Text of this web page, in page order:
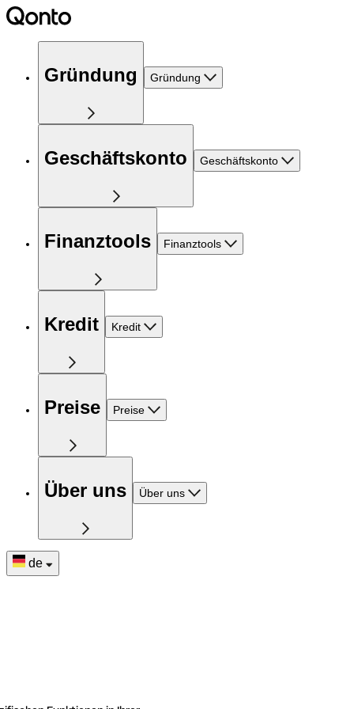
Gründung Gründung
Geschäftskonto Geschäftskonto
Finanztools Finanztools
Kredit Kredit
Preise Preise
Über uns Über uns
de